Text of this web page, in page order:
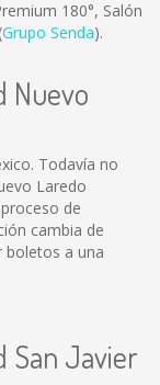
180°, Salón
Grupo Senda).
Nuevo
Todavía no
Laredo
de
cambia de
boletos a una
San Javier